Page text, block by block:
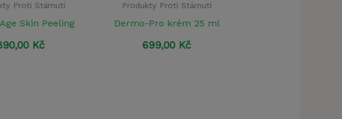
Proti Stárnutí
Pro krém 25 ml
Kč
Produkty Proti Stárnutí
Eudalie
690,00 Kč